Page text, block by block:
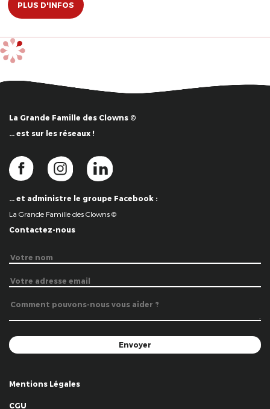
PLUS D'INFOS
La Grande Famille des Clowns ©
… est sur les réseaux !
… et administre le groupe Facebook :
La Grande Famille des Clowns ©
Contactez-nous
Mentions Légales
CGU